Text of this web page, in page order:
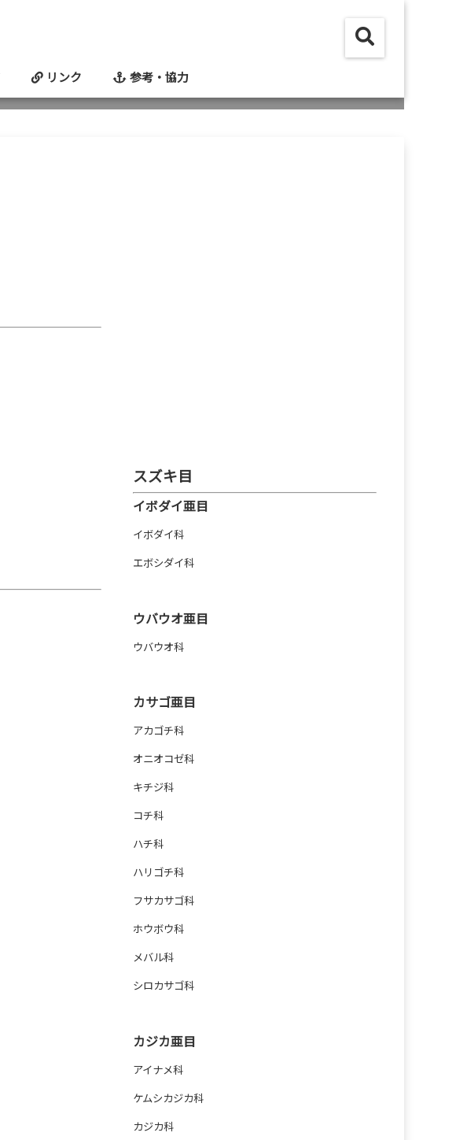
リンク 参考・協力
スズキ目
イボダイ亜目
イボダイ科
エボシダイ科
ウバウオ亜目
ウバウオ科
カサゴ亜目
アカゴチ科
オニオコゼ科
キチジ科
コチ科
ハチ科
ハリゴチ科
フサカサゴ科
ホウボウ科
メバル科
シロカサゴ科
カジカ亜目
アイナメ科
ケムシカジカ科
カジカ科